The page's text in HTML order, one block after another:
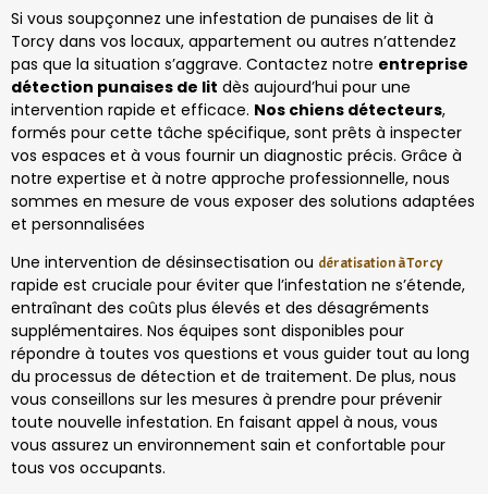
Si vous soupçonnez une infestation de punaises de lit à
Torcy dans vos locaux, appartement ou autres n’attendez
pas que la situation s’aggrave. Contactez notre entreprise
détection punaises de lit dès aujourd’hui pour une
intervention rapide et efficace. Nos chiens détecteurs,
formés pour cette tâche spécifique, sont prêts à inspecter
vos espaces et à vous fournir un diagnostic précis. Grâce à
notre expertise et à notre approche professionnelle, nous
sommes en mesure de vous exposer des solutions adaptées
et personnalisées
Une intervention de désinsectisation ou dératisation à Torcy
rapide est cruciale pour éviter que l’infestation ne s’étende,
entraînant des coûts plus élevés et des désagréments
supplémentaires. Nos équipes sont disponibles pour
répondre à toutes vos questions et vous guider tout au long
du processus de détection et de traitement. De plus, nous
vous conseillons sur les mesures à prendre pour prévenir
toute nouvelle infestation. En faisant appel à nous, vous
vous assurez un environnement sain et confortable pour
tous vos occupants.